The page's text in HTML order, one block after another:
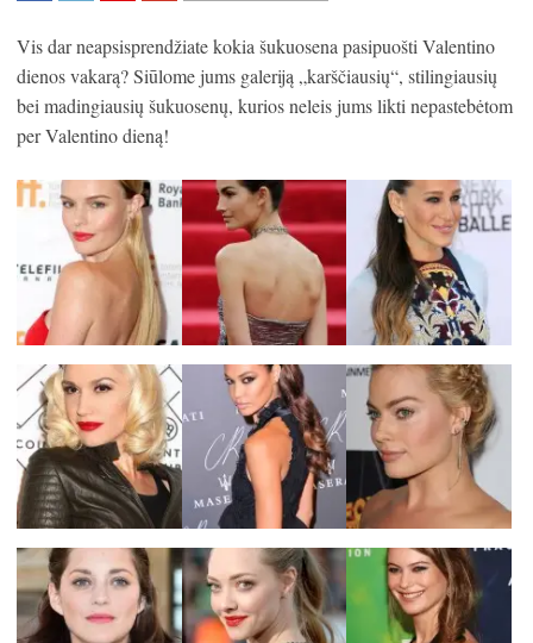
Vis dar neapsisprendžiate kokia šukuosena pasipuošti Valentino
dienos vakarą? Siūlome jums galeriją „karščiausių“, stilingiausių
bei madingiausių šukuosenų, kurios neleis jums likti nepastebėtom
per Valentino dieną!